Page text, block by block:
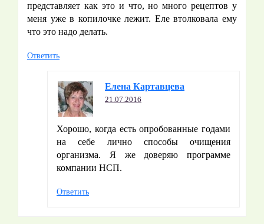
представляет как это и что, но много рецептов у
меня уже в копилочке лежит. Еле втолковала ему
что это надо делать.
Ответить
Елена Картавцева
21.07.2016
Хорошо, когда есть опробованные годами
на себе лично способы очищения
организма. Я же доверяю программе
компании НСП.
Ответить